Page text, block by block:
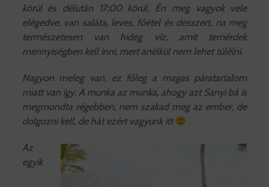
körül és délután 17:00 körül. Én meg vagyok vele
elégedve, van saláta, leves, főétel és desszert, na meg
természetesen van hideg víz, amit temérdek
mennyiségben kell inni, mert anélkül nem lehet túlélni.
Nagyon meleg van, ez főleg a magas páratartalom
miatt van így. A munka az munka, ahogy azt Sanyi bá is
megmondta régebben, nem szakad meg az ember, de
dolgozni kell, de hát ezért vagyunk itt
.
Az
egyik